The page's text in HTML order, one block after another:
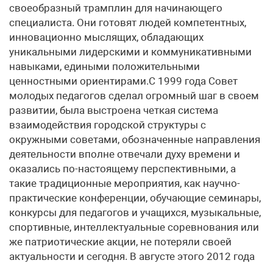
своеобразный трамплин для начинающего
специалиста. Они готовят людей компетентных,
инновационно мыслящих, обладающих
уникальными лидерскими и коммуникативными
навыками, едиными положительными
ценностными ориентирами.С 1999 года Совет
молодых педагогов сделал огромный шаг в своем
развитии, была выстроена четкая система
взаимодействия городской структуры с
окружными советами, обозначенные направления
деятельности вполне отвечали духу времени и
оказались по-настоящему перспективными, а
такие традиционные мероприятия, как научно-
практические конференции, обучающие семинары,
конкурсы для педагогов и учащихся, музыкальные,
спортивные, интеллектуальные соревнования или
же патриотические акции, не потеряли своей
актуальности и сегодня. В августе этого 2012 года